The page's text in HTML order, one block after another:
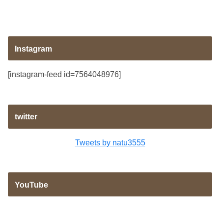
Instagram
[instagram-feed id=7564048976]
twitter
Tweets by natu3555
YouTube